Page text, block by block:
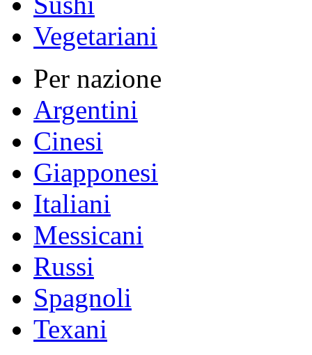
Vegetariani
Per nazione
Argentini
Cinesi
Giapponesi
Italiani
Messicani
Russi
Spagnoli
Texani